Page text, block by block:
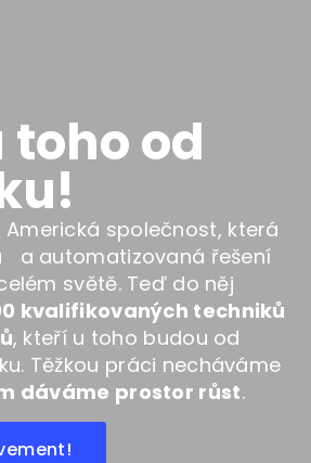
toho od
Americká společnost, která
a automatizovaná řešení
světě. Teď do něj
kvalifikovaných techniků
, kteří u toho budou od
Těžkou práci necháváme
dáváme prostor růst.